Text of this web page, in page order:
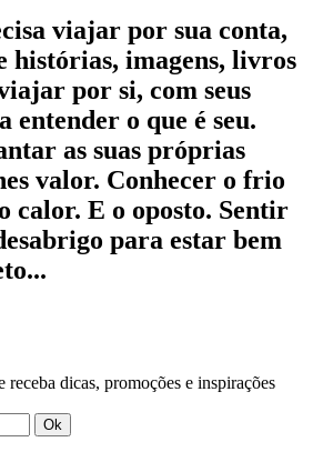
viajar por sua conta,
histórias, imagens, livros
por si, com seus
entender o que é seu.
as suas próprias
valor. Conhecer o frio
calor. E o oposto. Sentir
para estar bem
receba dicas, promoções e inspirações